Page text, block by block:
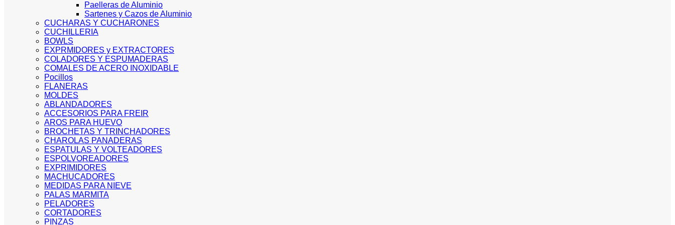
Paelleras de Aluminio
Sartenes y Cazos de Aluminio
CUCHARAS Y CUCHARONES
CUCHILLERIA
BOWLS
EXPRMIDORES y EXTRACTORES
COLADORES Y ESPUMADERAS
COMALES DE ACERO INOXIDABLE
Pocillos
FLANERAS
MOLDES
ABLANDADORES
ACCESORIOS PARA FREIR
AROS PARA HUEVO
BROCHETAS Y TRINCHADORES
CHAROLAS PANADERAS
ESPATULAS Y VOLTEADORES
ESPOLVOREADORES
EXPRIMIDORES
MACHUCADORES
MEDIDAS PARA NIEVE
PALAS MARMITA
PELADORES
CORTADORES
PINZAS